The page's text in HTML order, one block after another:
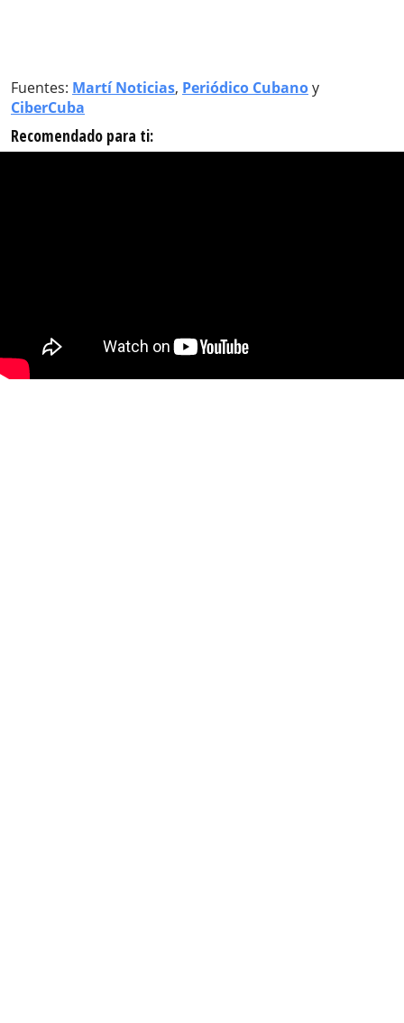
Fuentes: Martí Noticias, Periódico Cubanoy
CiberCuba
Recomendado para ti: